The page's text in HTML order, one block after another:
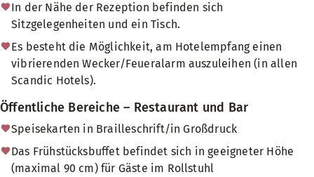
In der Nähe der Rezeption befinden sich
Sitzgelegenheiten und ein Tisch.
Es besteht die Möglichkeit, am Hotelempfang einen
vibrierenden Wecker/Feueralarm auszuleihen (in allen
Scandic Hotels).
Öffentliche Bereiche – Restaurant und Bar
Speisekarten in Brailleschrift/in Großdruck
Das Frühstücksbuffet befindet sich in geeigneter Höhe
(maximal 90 cm) für Gäste im Rollstuhl